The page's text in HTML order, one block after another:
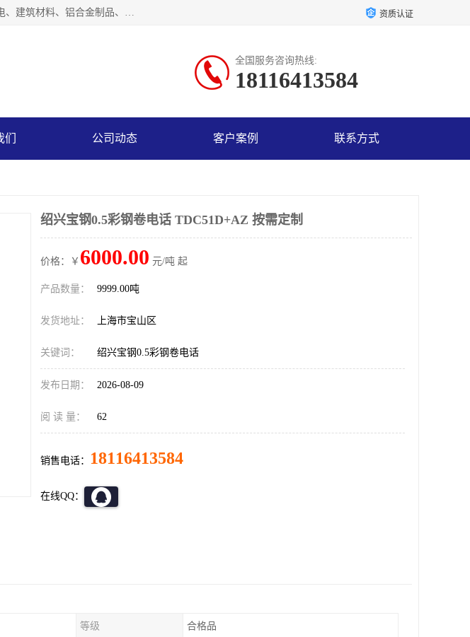
上海轩本实业有限公司成立于2017年，注册地位于上海市宝山区。经营范围包括金属材料、五金交电、建筑材料、铝合金制品、机械设备、电线电缆、装潢材料等；公司主营产品：宝钢彩钢板、宝钢彩钢卷、宝钢彩涂板、宝钢彩涂卷、宝钢高耐候彩钢板，宝钢氟碳彩钢板。是一家集钢铁贸易，物流、加工为一体的产业全配套公司。 资质认证
全国服务咨询热线:
18116413584
公司动态 客户案例 联系方式
绍兴宝钢0.5彩钢卷电话 TDC51D+AZ 按需定制
价格：￥ 6000.00 元/吨 起
产品数量： 9999.00吨
发货地址： 上海市宝山区
关键词： 绍兴宝钢0.5彩钢卷电话
发布日期： 2026-08-09
阅 读 量： 62
销售电话： 18116413584
在线QQ：
等级 合格品